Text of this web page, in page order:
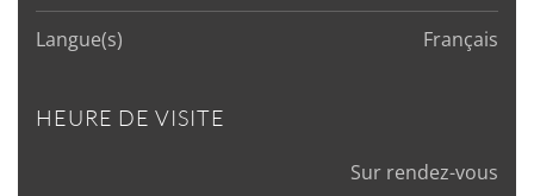
Langue(s) Français
HEURE DE VISITE
Sur rendez-vous